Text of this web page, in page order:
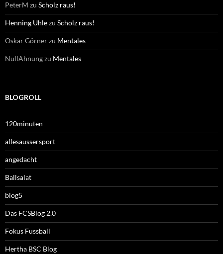
PeterM zu Scholz raus!
Henning Uhlezu Scholz raus!
Oskar Görnerzu Mentales
NullAhnungzu Mentales
BLOGROLL
120minuten
allesaussersport
angedacht
Ballsalat
blog5
Das FCSBlog 2.0
Fokus Fussball
Hertha BSC Blog